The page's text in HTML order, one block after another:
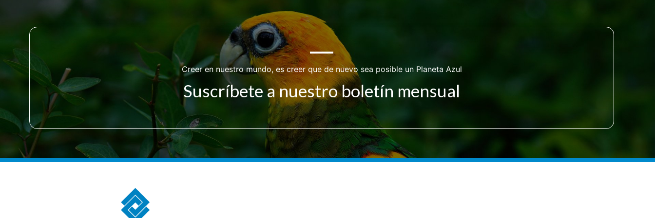
Creer en nuestro mundo, es creer que de nuevo sea posible un Planeta Azul
Suscríbete a nuestro boletín mensual